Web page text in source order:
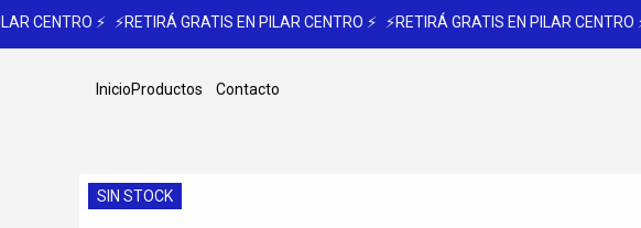
CENTRO ⚡ ⚡RETIRÁ GRATIS EN PILAR CENTRO ⚡ ⚡RETIRÁ GRATIS EN PILAR CENTRO ⚡
InicioProductos Contacto
SIN STOCK